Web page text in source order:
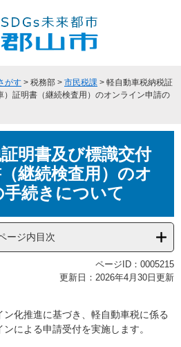
がす > 税務部 > 市民税課 > 軽自動車税納税証
）証明書（継続検査用）のオンライン申請の
明書及び標識交付
（継続検査用）のオ
続きについて
ージ内目次
ページID：0005215
更新日：2026年4月30日更新
化推進に基づき、軽自動車税に係る
による申請受付を実施します。